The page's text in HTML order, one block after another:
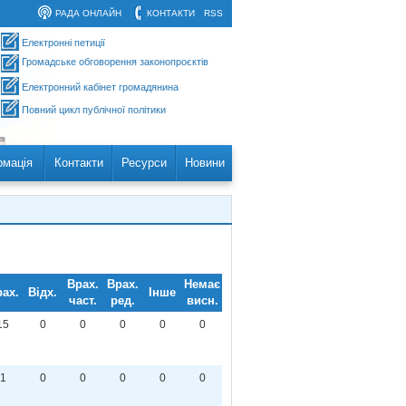
RSS
КОНТАКТИ
РАДА ОНЛАЙН
Електронні петиції
Громадське обговорення законопроєктів
Електронний кабінет громадянина
Повний цикл публічної політики
Контакти Ресурси Новини
Відх.
Врах.
част.
Врах.
ред.
Інше
Немає
висн.
0 0 0 0 0
1 0 0 0 0 0